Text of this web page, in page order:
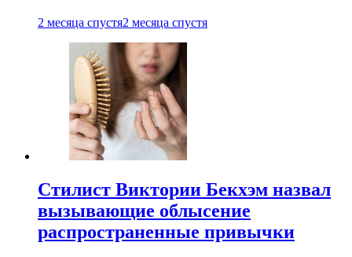
2 месяца спустя2 месяца спустя
Стилист Виктории Бекхэм назвал
вызывающие облысение
распространенные привычки